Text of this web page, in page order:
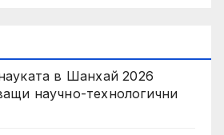
в Шанхай 2026
научно-технологични